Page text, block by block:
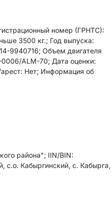
номер (ГРНТС):
3500 кг.; Год выпуска:
9940716; Объем двигателя
ALM-70; Дата оценки:
Нет; Информация об
района"; IIN/BIN:
с.о. Кабыргинский, с. Кабырга,